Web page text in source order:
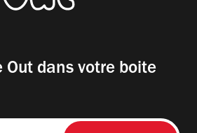
Out dans votre boite